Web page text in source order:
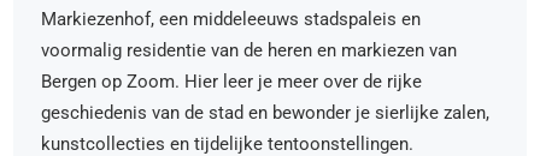
Markiezenhof, een middeleeuws stadspaleis en
voormalig residentie van de heren en markiezen van
Bergen op Zoom. Hier leer je meer over de rijke
geschiedenis van de stad en bewonder je sierlijke zalen,
kunstcollecties en tijdelijke tentoonstellingen.